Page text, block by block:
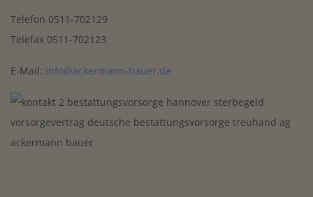
Telefon 0511-702129
Telefax 0511-702123
E-Mail: info@ackermann-bauer.de